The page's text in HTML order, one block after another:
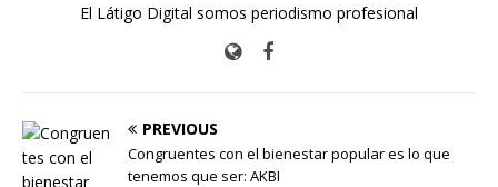
El Látigo Digital somos periodismo profesional
PREVIOUS
Congruentes con el bienestar popular es lo que
tenemos que ser: AKBI